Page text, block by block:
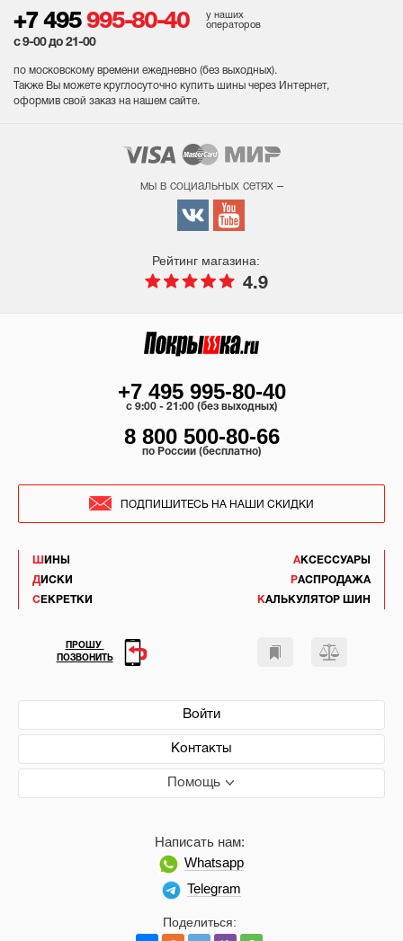
+7 495 995-80-40
у наших
операторов
с 9-00 до 21-00
по московскому времени ежедневно (без выходных).
Также Вы можете круглосуточно купить шины через Интернет,
оформив свой заказ на нашем сайте.
мы в социальных сетях –
Рейтинг магазина:
4.9
ШИНЫ
ДИСКИ
СЕКРЕТКИ
АКСЕССУАРЫ
РАСПРОДАЖА
КАЛЬКУЛЯТОР ШИН
Войти
Контакты
Помощь
Поделиться:
Написать нам:
Whatsapp
Telegram
+7 495 995-80-40
c 9:00 - 21:00 (без выходных)
8 800 500-80-66
по России (бесплатно)
ПОДПИШИТЕСЬ НА НАШИ СКИДКИ
ПРОШУ
ПОЗВОНИТЬ